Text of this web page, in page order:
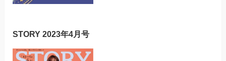
STORY 2023年4月号